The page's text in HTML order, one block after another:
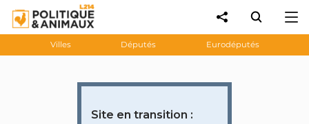
Villes Députés Eurodéputés
Site en transition :